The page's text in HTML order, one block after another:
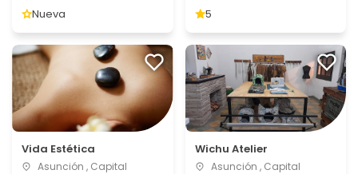
Nueva 5
Vida Estética
Asunción , Capital
Wichu Atelier
Asunción , Capital